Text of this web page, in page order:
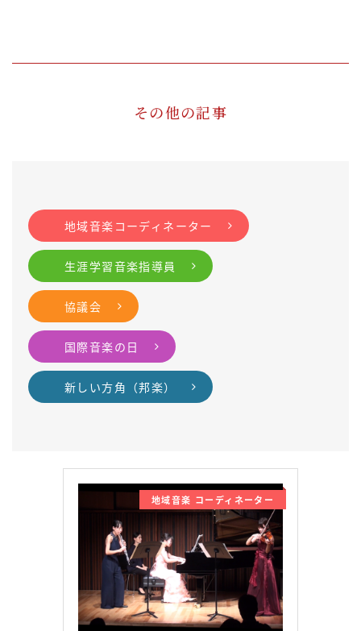
その他の記事
地域音楽コーディネーター
生涯学習音楽指導員
協議会
国際音楽の日
新しい方角（邦楽）
地域音楽 コーディネーター